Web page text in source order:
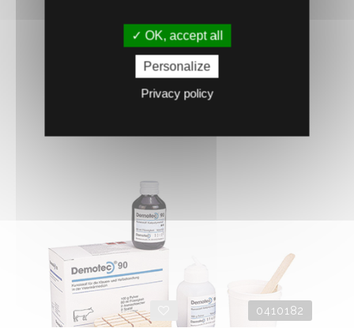
686.2 €HT
AJOUTER AU PANIER
0410182
OK, accept all
Personalize
Privacy policy